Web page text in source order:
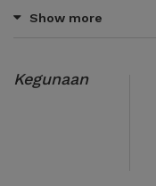
Show more
Kegunaan